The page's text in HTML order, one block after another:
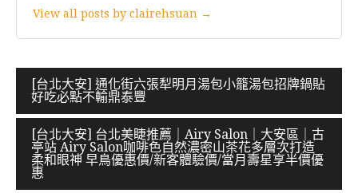
View all posts by clairehsuan →
文
章
導
覽
[台北大安] 通化街六張犁明月湯包小籠湯包招牌鍋貼
好吃必點不輸鼎泰豐
[台北大安] 台北美睫推薦｜Airy Salon｜大安區｜古
亭站 Airy Salon咖啡色自然濃密山茶花多層次打造
柔和眼神 早鳥優惠價/新客體驗價/當月壽星享半價優
惠